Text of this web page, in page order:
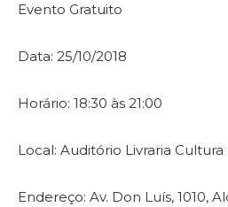
Evento Gratuito
Data: 25/10/2018
Horário: 18:30 às 21:00
Local: Auditório Livraria Cultura
Endereço: Av. Don Luís, 1010,